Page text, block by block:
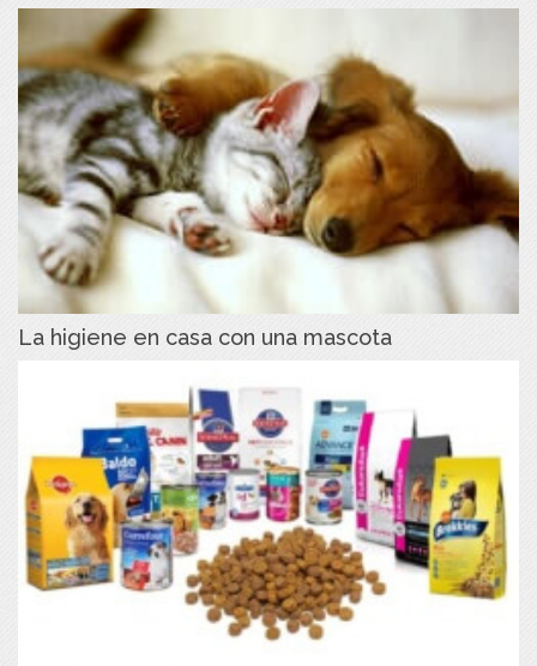
La higiene en casa con una mascota